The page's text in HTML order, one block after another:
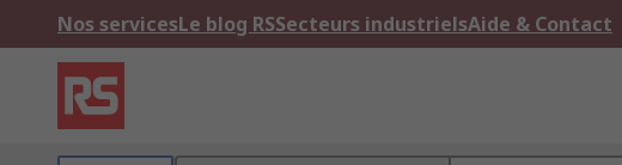
Nos servicesLe blog RSSecteurs industrielsAide & Contact